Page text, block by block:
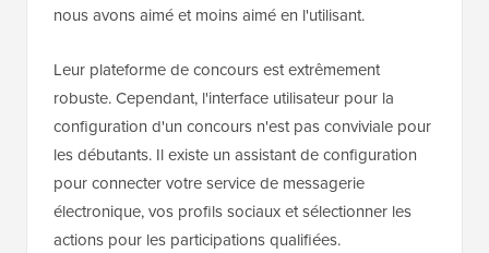
nous avons aimé et moins aimé en l'utilisant.
Leur plateforme de concours est extrêmement
robuste. Cependant, l'interface utilisateur pour la
configuration d'un concours n'est pas conviviale pour
les débutants. Il existe un assistant de configuration
pour connecter votre service de messagerie
électronique, vos profils sociaux et sélectionner les
actions pour les participations qualifiées.